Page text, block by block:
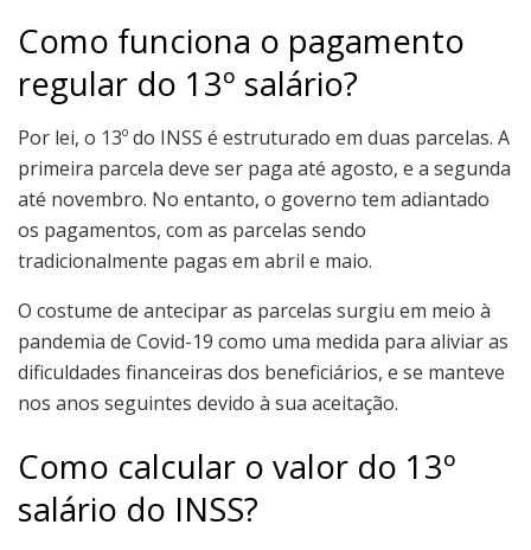
Como funciona o pagamento
regular do 13º salário?
Por lei, o 13º do INSS é estruturado em duas parcelas. A
primeira parcela deve ser paga até agosto, e a segunda
até novembro. No entanto, o governo tem adiantado
os pagamentos, com as parcelas sendo
tradicionalmente pagas em abril e maio.
O costume de antecipar as parcelas surgiu em meio à
pandemia de Covid-19 como uma medida para aliviar as
dificuldades financeiras dos beneficiários, e se manteve
nos anos seguintes devido à sua aceitação.
Como calcular o valor do 13º
salário do INSS?